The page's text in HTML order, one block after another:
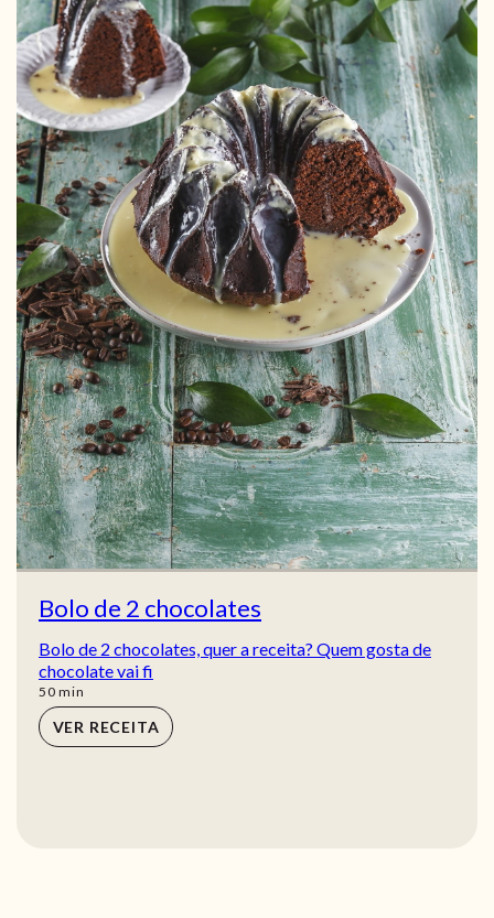
Bolo de 2 chocolates
Bolo de 2 chocolates, quer a receita? Quem gosta de
chocolate vai fi
50min
min
VER RECEITA